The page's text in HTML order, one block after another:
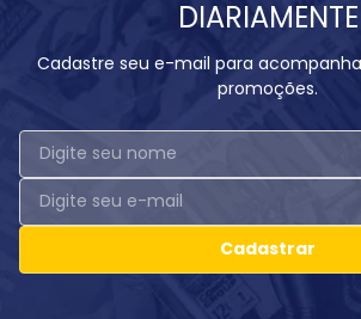
DIARIAMENTE
Cadastre seu e-mail para
promoções.
Cadastrar